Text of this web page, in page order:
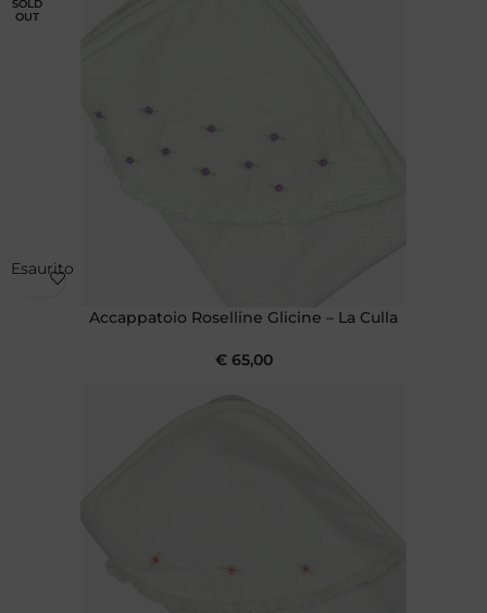
SOLD
OUT
Esaurito
Accappatoio Roselline Glicine – La Culla
€65,00